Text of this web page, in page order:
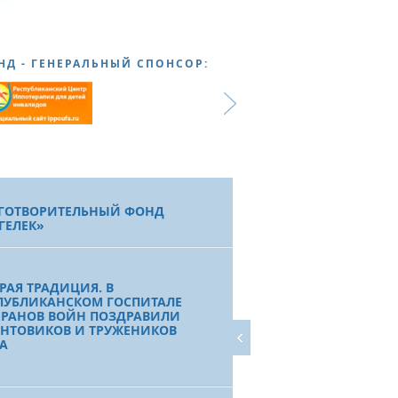
- ГЕНЕРАЛЬНЫЙ СПОНСОР:
ФОНД
ТРАДИЦИЯ. В
ГОСПИТАЛЕ
ВОЙН ПОЗДРАВИЛИ
И ТРУЖЕНИКОВ